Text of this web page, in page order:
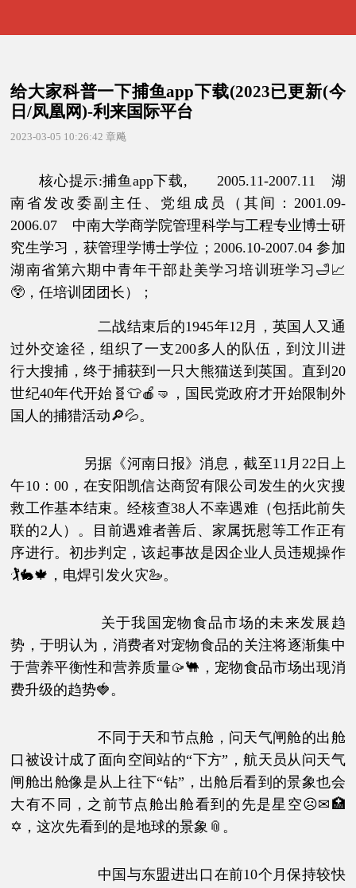
给大家科普一下捕鱼app下载(2023已更新(今
日/凤凰网)-利来国际平台
2023-03-05 10:26:42 章飚
核心提示:捕鱼app下载, 2005.11-2007.11 湖
南省发改委副主任、党组成员（其间：2001.09-
2006.07 中南大学商学院管理科学与工程专业博士研
究生学习，获管理学博士学位；2006.10-2007.04 参加
湖南省第六期中青年干部赴美学习培训班学习🛁📈
😲，任培训团团长）；
二战结束后的1945年12月，英国人又通
过外交途径，组织了一支200多人的队伍，到汶川进
行大搜捕，终于捕获到一只大熊猫送到英国。直到20
世纪40年代开始🧬👕🍎🤜，国民党政府才开始限制外
国人的捕猎活动🔎💦。
另据《河南日报》消息，截至11月22日上
午10：00，在安阳凯信达商贸有限公司发生的火灾搜
救工作基本结束。经核查38人不幸遇难（包括此前失
联的2人）。目前遇难者善后、家属抚慰等工作正有
序进行。初步判定，该起事故是因企业人员违规操作
🏌🐇🍁，电焊引发火灾🦢。
关于我国宠物食品市场的未来发展趋
势，于明认为，消费者对宠物食品的关注将逐渐集中
于营养平衡性和营养质量🥠🐫，宠物食品市场出现消
费升级的趋势🍓。
不同于天和节点舱，问天气闸舱的出舱
口被设计成了面向空间站的“下方”，航天员从问天气
闸舱出舱像是从上往下“钻”，出舱后看到的景象也会
大有不同，之前节点舱出舱看到的先是星空☹✉🏥
✡，这次先看到的是地球的景象📎。
中国与东盟进出口在前10个月保持较快